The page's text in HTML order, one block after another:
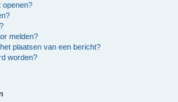
openen?
melden?
plaatsen van een bericht?
worden?